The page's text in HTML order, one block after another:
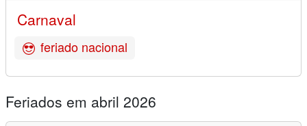
Carnaval
feriado nacional
Feriados em abril 2026